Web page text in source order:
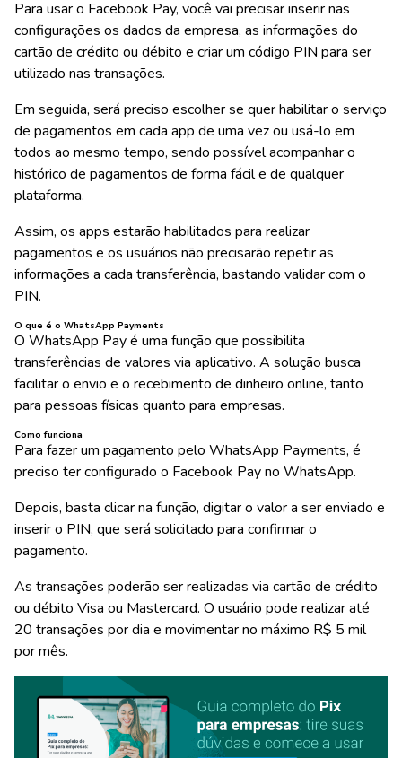
Para usar o Facebook Pay, você vai precisar inserir nas
configurações os dados da empresa, as informações do
cartão de crédito ou débito e criar um código PIN para ser
utilizado nas transações.
Em seguida, será preciso escolher se quer habilitar o serviço
de pagamentos em cada app de uma vez ou usá-lo em
todos ao mesmo tempo, sendo possível acompanhar o
histórico de pagamentos de forma fácil e de qualquer
plataforma.
Assim, os apps estarão habilitados para realizar
pagamentos e os usuários não precisarão repetir as
informações a cada transferência, bastando validar com o
PIN.
O que é o WhatsApp Payments
O WhatsApp Pay é uma função que possibilita
transferências de valores via aplicativo. A solução busca
facilitar o envio e o recebimento de dinheiro online, tanto
para pessoas físicas quanto para empresas.
Como funciona
Para fazer um pagamento pelo WhatsApp Payments, é
preciso ter configurado o Facebook Pay no WhatsApp.
Depois, basta clicar na função, digitar o valor a ser enviado e
inserir o PIN, que será solicitado para confirmar o
pagamento.
As transações poderão ser realizadas via cartão de crédito
ou débito Visa ou Mastercard. O usuário pode realizar até
20 transações por dia e movimentar no máximo R$ 5 mil
por mês.